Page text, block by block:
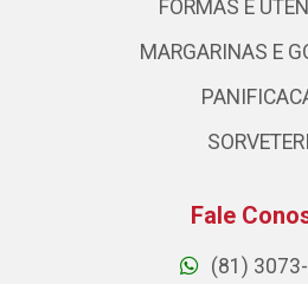
FORMAS E
MARGARINAS E
Fale
(81)